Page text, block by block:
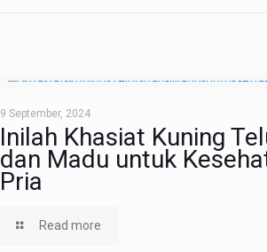
9 September, 2024
Inilah Khasiat Kuning
dan Madu untuk
Pria
Read more